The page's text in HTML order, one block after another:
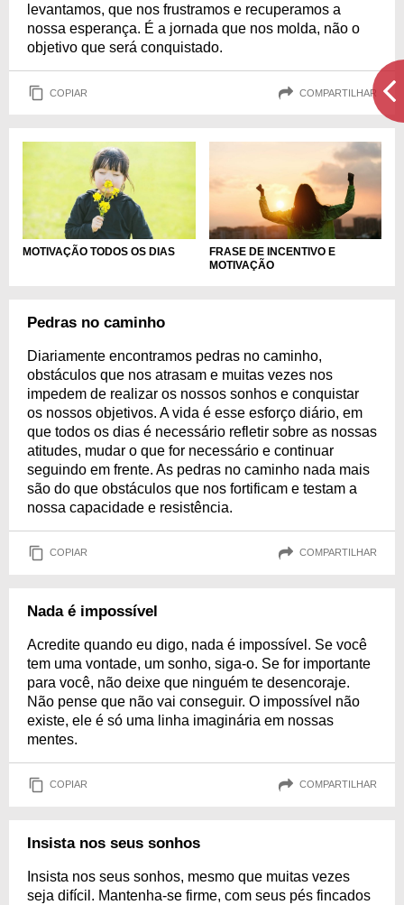
levantamos, que nos frustramos e recuperamos a
nossa esperança. É a jornada que nos molda, não o
objetivo que será conquistado.
COPIAR COMPARTILHAR
MOTIVAÇÃO TODOS OS DIAS
FRASE DE INCENTIVO E
MOTIVAÇÃO
Pedras no caminho
Diariamente encontramos pedras no caminho,
obstáculos que nos atrasam e muitas vezes nos
impedem de realizar os nossos sonhos e conquistar
os nossos objetivos. A vida é esse esforço diário, em
que todos os dias é necessário refletir sobre as nossas
atitudes, mudar o que for necessário e continuar
seguindo em frente. As pedras no caminho nada mais
são do que obstáculos que nos fortificam e testam a
nossa capacidade e resistência.
COPIAR COMPARTILHAR
Nada é impossível
Acredite quando eu digo, nada é impossível. Se você
tem uma vontade, um sonho, siga-o. Se for importante
para você, não deixe que ninguém te desencoraje.
Não pense que não vai conseguir. O impossível não
existe, ele é só uma linha imaginária em nossas
mentes.
COPIAR COMPARTILHAR
Insista nos seus sonhos
Insista nos seus sonhos, mesmo que muitas vezes
seja difícil. Mantenha-se firme, com seus pés fincados